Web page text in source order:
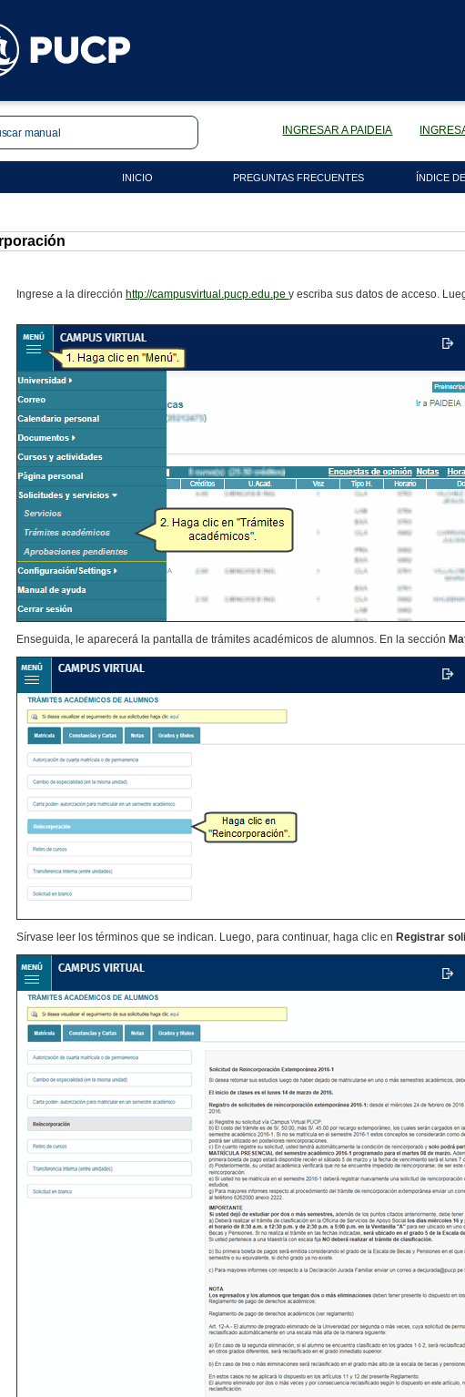
INGRESAR A PAIDEIA
INICIO PREGUNTAS FRECUENTES ÍNDICE
Ingrese a la dirección http://campusvirtual.pucp.edu.pe y escriba sus datos de acceso.
Enseguida, le aparecerá la pantalla de trámites académicos de alumnos. En la sección
Sírvase leer los términos que se indican. Luego, para continuar, haga clic en Registrar